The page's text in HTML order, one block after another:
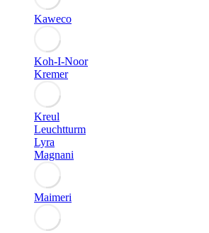
Kaweco
Koh-I-Noor
Kremer
Kreul
Leuchtturm
Lyra
Magnani
Maimeri